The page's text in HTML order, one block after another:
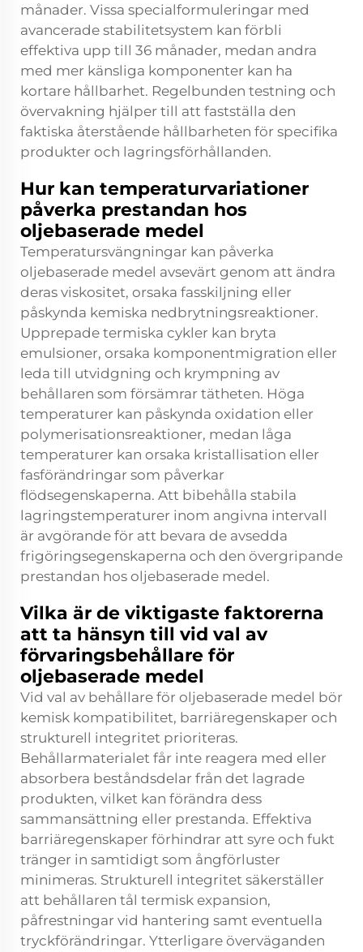
månader. Vissa specialformuleringar med
avancerade stabilitetsystem kan förbli
effektiva upp till 36 månader, medan andra
med mer känsliga komponenter kan ha
kortare hållbarhet. Regelbunden testning och
övervakning hjälper till att fastställa den
faktiska återstående hållbarheten för specifika
produkter och lagringsförhållanden.
Hur kan temperaturvariationer
påverka prestandan hos
oljebaserade medel
Temperatursvängningar kan påverka
oljebaserade medel avsevärt genom att ändra
deras viskositet, orsaka fasskiljning eller
påskynda kemiska nedbrytningsreaktioner.
Upprepade termiska cykler kan bryta
emulsioner, orsaka komponentmigration eller
leda till utvidgning och krympning av
behållaren som försämrar tätheten. Höga
temperaturer kan påskynda oxidation eller
polymerisationsreaktioner, medan låga
temperaturer kan orsaka kristallisation eller
fasförändringar som påverkar
flödsegenskaperna. Att bibehålla stabila
lagringstemperaturer inom angivna intervall
är avgörande för att bevara de avsedda
frigöringsegenskaperna och den övergripande
prestandan hos oljebaserade medel.
Vilka är de viktigaste faktorerna
att ta hänsyn till vid val av
förvaringsbehållare för
oljebaserade medel
Vid val av behållare för oljebaserade medel bör
kemisk kompatibilitet, barriäregenskaper och
strukturell integritet prioriteras.
Behållarmaterialet får inte reagera med eller
absorbera beståndsdelar från det lagrade
produkten, vilket kan förändra dess
sammansättning eller prestanda. Effektiva
barriäregenskaper förhindrar att syre och fukt
tränger in samtidigt som ångförluster
minimeras. Strukturell integritet säkerställer
att behållaren tål termisk expansion,
påfrestningar vid hantering samt eventuella
tryckförändringar. Ytterligare överväganden